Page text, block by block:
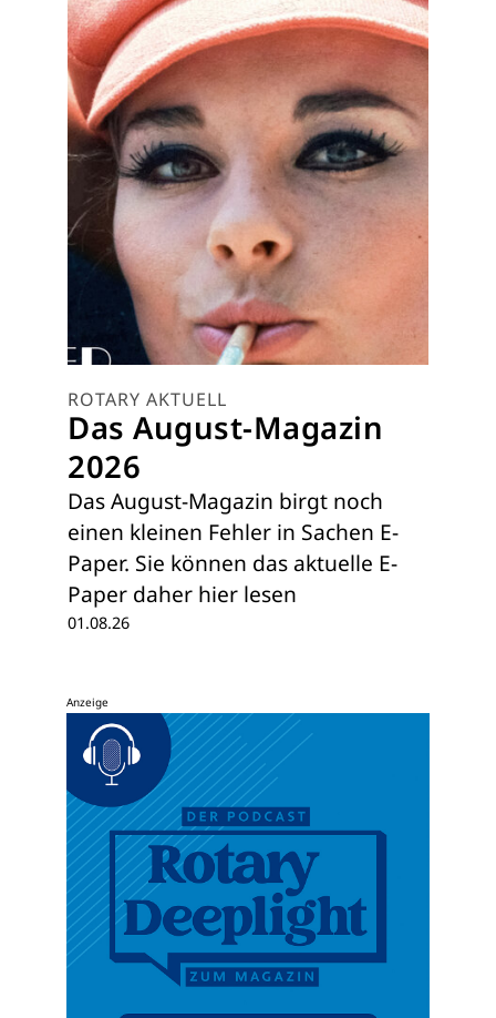
ROTARY AKTUELL
Das August-Magazin
2026
Das August-Magazin birgt noch
einen kleinen Fehler in Sachen E-
Paper. Sie können das aktuelle E-
Paper daher hier lesen
01.08.26
Anzeige